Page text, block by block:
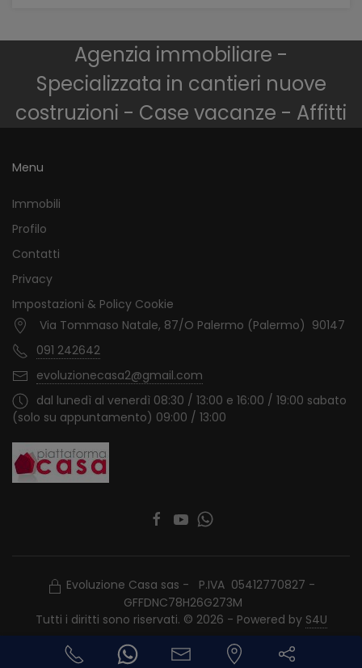
Agenzia immobiliare -
Specializzata in cantieri nuove
costruzioni - Case vacanze - Affitti
Menu
Immobili
Profilo
Contatti
Privacy
Impostazioni & Policy Cookie
Via Tommaso Natale, 87/O Palermo (Palermo) 90147
091 242642
evoluzionecasa2@gmail.com
dal lunedì al venerdì 08:30 / 13:00 e 16:00 / 19:00 sabato
(solo su appuntamento) 09:00 / 13:00
Evoluzione Casa sas - P.IVA 05412770827 -
GFFDNC78H26G273M
Tutti i diritti sono riservati. © 2026 - Powered by S4U